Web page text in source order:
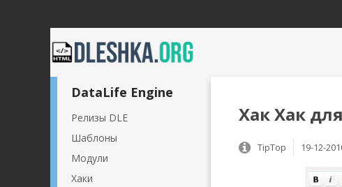
Хак Хак
TipTop 19-12-
DataLife Engine
Релизы DLE
Шаблоны
Модули
Хаки